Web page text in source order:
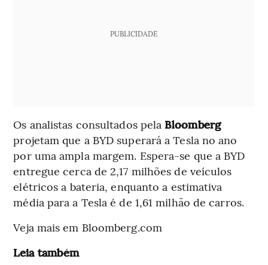
PUBLICIDADE
Os analistas consultados pela Bloomberg
projetam que a BYD superará a Tesla no ano
por uma ampla margem. Espera-se que a BYD
entregue cerca de 2,17 milhões de veículos
elétricos a bateria, enquanto a estimativa
média para a Tesla é de 1,61 milhão de carros.
Veja mais em Bloomberg.com
Leia também